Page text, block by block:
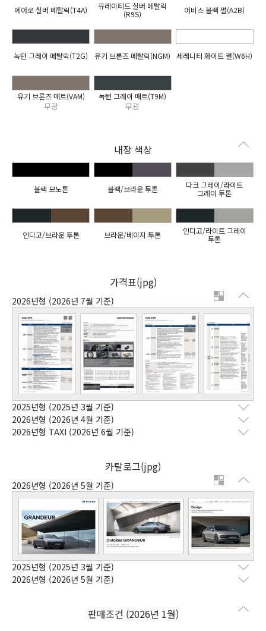
에어로 실버 메탈릭(T4A)
큐레이티드 실버 메탈릭
(R9S)
어비스 블랙 펄(A2B)
녹턴 그레이 메탈릭(T2G) 유기 브론즈 메탈릭(NGM) 세레니티 화이트 펄(W6H)
유기 브론즈 매트(VAM)
무광
녹턴 그레이 매트(T9M)
무광
내장 색상
블랙 모노톤 블랙/브라운 투톤
다크 그레이/라이트
그레이 투톤
인디고/브라운 투톤 브라운/베이지 투톤
인디고/라이트 그레이
투톤
가격표(jpg)
2026년형 (2026년 7월 기준)
2025년형 (2025년 3월 기준)
2026년형 (2026년 4월 기준)
2026년형 TAXI (2026년 6월 기준)
카탈로그(jpg)
2026년형 (2026년 5월 기준)
2025년형 (2025년 3월 기준)
2026년형 (2026년 5월 기준)
판매조건 (2026년 1월)